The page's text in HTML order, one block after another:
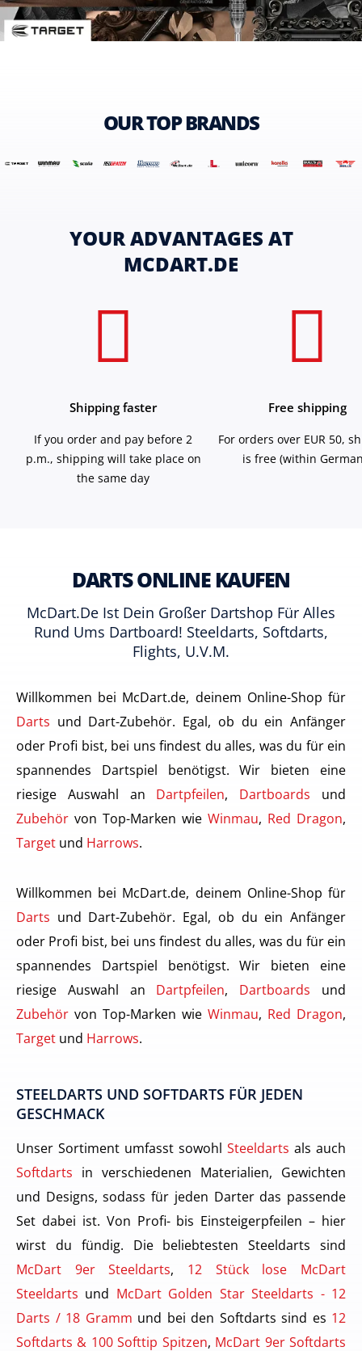
OUR TOP BRANDS
YOUR ADVANTAGES AT
MCDART.DE
Shipping faster
If you order and pay before 2
p.m., shipping will take place on
the same day
Free shipping
For orders over EUR 50,
is free (within
DARTS ONLINE KAUFEN
McDart.de Ist Dein Großer Dartshop Für Alles
Rund Ums Dartboard! Steeldarts, Softdarts,
Flights, U.v.m.
Willkommen bei McDart.de, deinem Online-Shop für
Darts und Dart-Zubehör. Egal, ob du ein Anfänger
oder Profi bist, bei uns findest du alles, was du für ein
spannendes Dartspiel benötigst. Wir bieten eine
riesige Auswahl an Dartpfeilen, Dartboards und
Zubehör von Top-Marken wie Winmau, Red Dragon,
Target und Harrows.
Willkommen bei McDart.de, deinem Online-Shop für
Darts und Dart-Zubehör. Egal, ob du ein Anfänger
oder Profi bist, bei uns findest du alles, was du für ein
spannendes Dartspiel benötigst. Wir bieten eine
riesige Auswahl an Dartpfeilen, Dartboards und
Zubehör von Top-Marken wie Winmau, Red Dragon,
Target und Harrows.
STEELDARTS UND SOFTDARTS FÜR JEDEN
GESCHMACK
Unser Sortiment umfasst sowohl Steeldarts als auch
Softdarts in verschiedenen Materialien, Gewichten
und Designs, sodass für jeden Darter das passende
Set dabei ist. Von Profi- bis Einsteigerpfeilen – hier
wirst du fündig. Die beliebtesten Steeldarts sind
McDart 9er Steeldarts, 12 Stück lose McDart
Steeldarts und McDart Golden Star Steeldarts - 12
Darts / 18 Gramm und bei den Softdarts sind es 12
Softdarts & 100 Softtip Spitzen, McDart 9er Softdarts